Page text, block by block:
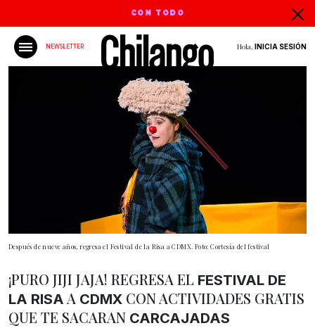
CON TODO
NEWSLETTER Hola, INICIA SESIÓN
Después de nueve años, regresa el Festival de la Risa a CDMX. Foto: Cortesía del festival
¡PURO JIJI JAJA! REGRESA EL FESTIVAL DE
LA RISA A CDMX CON ACTIVIDADES GRATIS
QUE TE SACARAN CARCAJADAS